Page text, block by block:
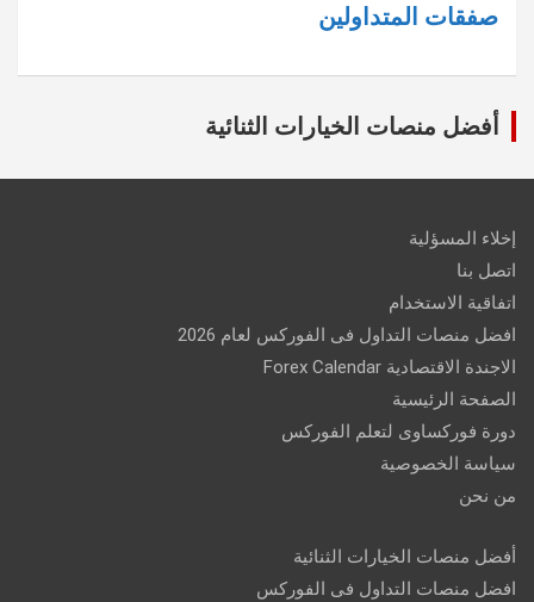
صفقات المتداولين
أفضل منصات الخيارات الثنائية
إخلاء المسؤلية
اتصل بنا
اتفاقية الاستخدام
افضل منصات التداول فى الفوركس لعام 2026
الاجندة الاقتصادية Forex Calendar
الصفحة الرئيسية
دورة فوركساوى لتعلم الفوركس
سياسة الخصوصية
من نحن
أفضل منصات الخيارات الثنائية
افضل منصات التداول فى الفوركس